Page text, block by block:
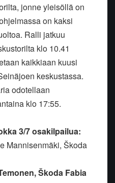
jonne yleisöllä on
on kaksi
Ralli jatkuu
klo 10.41
kaikkiaan kuusi
keskustassa.
odotellaan
klo 17:55.
3/7 osakilpailua:
Mannisenmäki, Škoda
Škoda Fabia